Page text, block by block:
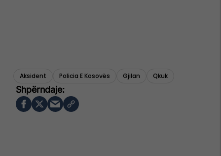
Aksident Policia E Kosovës Gjilan Qkuk